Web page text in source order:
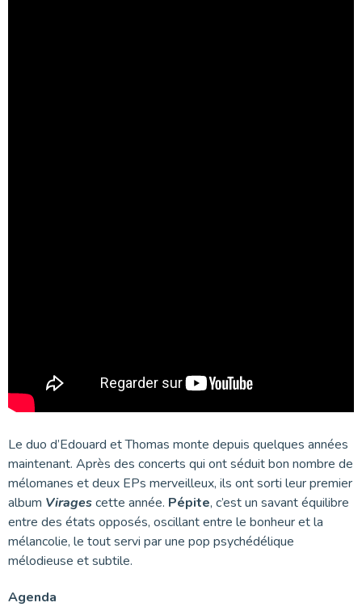
Le duo d’Edouard et Thomas monte depuis quelques années
maintenant. Après des concerts qui ont séduit bon nombre de
mélomanes et deux EPs merveilleux, ils ont sorti leur premier
album Viragescette année. Pépite, c’est un savant équilibre
entre des états opposés, oscillant entre le bonheur et la
mélancolie, le tout servi par une pop psychédélique
mélodieuse et subtile.
Agenda